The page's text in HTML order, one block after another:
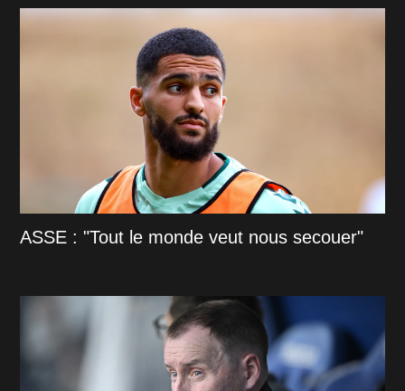
ASSE : "Tout le monde veut nous secouer"